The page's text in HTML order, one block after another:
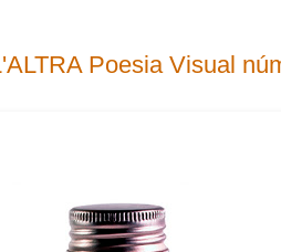
Poesia Visual